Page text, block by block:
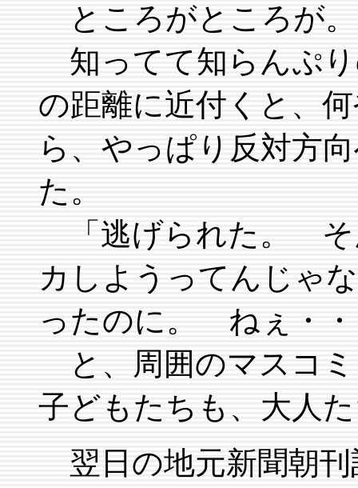
ところがところが。
知ってて知らんぷ
の距離に近付くと、
ら、やっぱり反対方
た。
「逃げられた。 そ
カしようってんじゃ
ったのに。 ねぇ・
と、周囲のマスコ
子どもたちも、大人
翌日の地元新聞朝